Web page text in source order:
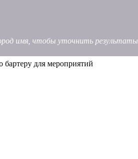
имя, чтобы уточнить результаты
бартеру для мероприятий